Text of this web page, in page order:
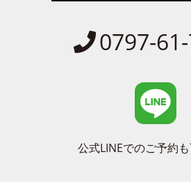
0797-
公式LINEでのご予約